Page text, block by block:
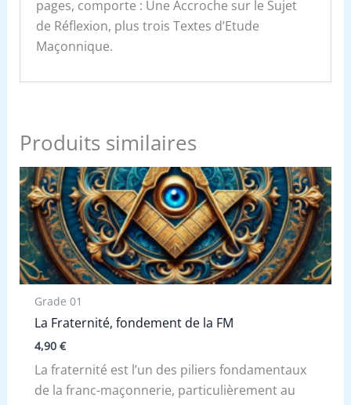
pages, comporte : Une Accroche sur le Sujet
de Réflexion, plus trois Textes d’Etude
Maçonnique.
Produits similaires
Grade 01
La Fraternité, fondement de la FM
4,90 €
La fraternité est l’un des piliers fondamentaux
de la franc-maçonnerie, particulièrement au